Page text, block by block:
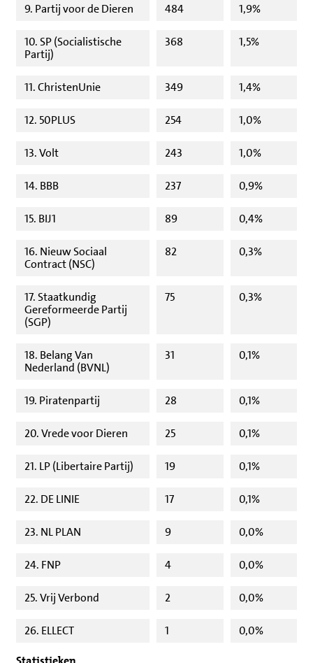
9. Partij voor de Dieren 484 1,9%
10. SP (Socialistische
Partij)
368 1,5%
11. ChristenUnie 349 1,4%
12. 50PLUS 254 1,0%
13. Volt 243 1,0%
14. BBB 237 0,9%
15. BIJ1 89 0,4%
16. Nieuw Sociaal
Contract (NSC)
82 0,3%
17. Staatkundig
Gereformeerde Partij
(SGP)
75 0,3%
18. Belang Van
Nederland (BVNL)
31 0,1%
19. Piratenpartij 28 0,1%
20. Vrede voor Dieren 25 0,1%
21. LP (Libertaire Partij) 19 0,1%
22. DE LINIE 17 0,1%
23. NL PLAN 9 0,0%
24. FNP 4 0,0%
25. Vrij Verbond 2 0,0%
26. ELLECT 1 0,0%